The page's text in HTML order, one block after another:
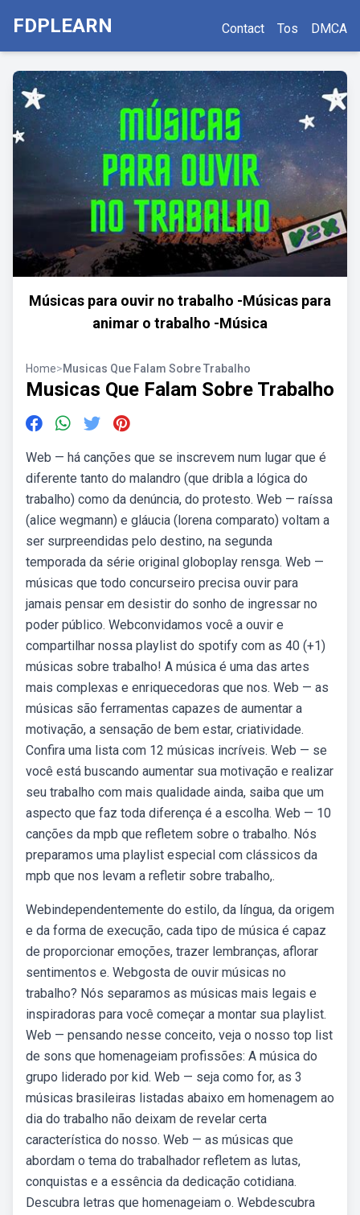
FDPLEARN Contact Tos DMCA
Músicas para ouvir no trabalho -Músicas para
animar o trabalho -Música
Home>Musicas Que Falam Sobre Trabalho
Musicas Que Falam Sobre Trabalho
Web — há canções que se inscrevem num lugar que é
diferente tanto do malandro (que dribla a lógica do
trabalho) como da denúncia, do protesto. Web — raíssa
(alice wegmann) e gláucia (lorena comparato) voltam a
ser surpreendidas pelo destino, na segunda
temporada da série original globoplay rensga. Web —
músicas que todo concurseiro precisa ouvir para
jamais pensar em desistir do sonho de ingressar no
poder público. Webconvidamos você a ouvir e
compartilhar nossa playlist do spotify com as 40 (+1)
músicas sobre trabalho! A música é uma das artes
mais complexas e enriquecedoras que nos. Web — as
músicas são ferramentas capazes de aumentar a
motivação, a sensação de bem estar, criatividade.
Confira uma lista com 12 músicas incríveis. Web — se
você está buscando aumentar sua motivação e realizar
seu trabalho com mais qualidade ainda, saiba que um
aspecto que faz toda diferença é a escolha. Web — 10
canções da mpb que refletem sobre o trabalho. Nós
preparamos uma playlist especial com clássicos da
mpb que nos levam a refletir sobre trabalho,.
Webindependentemente do estilo, da língua, da origem
e da forma de execução, cada tipo de música é capaz
de proporcionar emoções, trazer lembranças, aflorar
sentimentos e. Webgosta de ouvir músicas no
trabalho? Nós separamos as músicas mais legais e
inspiradoras para você começar a montar sua playlist.
Web — pensando nesse conceito, veja o nosso top list
de sons que homenageiam profissões: A música do
grupo liderado por kid. Web — seja como for, as 3
músicas brasileiras listadas abaixo em homenagem ao
dia do trabalho não deixam de revelar certa
característica do nosso. Web — as músicas que
abordam o tema do trabalhador refletem as lutas,
conquistas e a essência da dedicação cotidiana.
Descubra letras que homenageiam o. Webdescubra